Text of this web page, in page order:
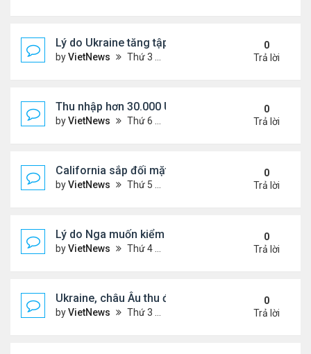
Lý do Ukraine tăng tập kích hạ tầng dầu mỏ Nga
byVietNews Thứ 3 Tháng 8 26, 2025 5:25 pm
0
Trả lời
Thu nhập hơn 30.000 USD mỗi tháng mới đủ trả
byVietNews Thứ 6 Tháng 8 22, 2025 3:47 pm
0
Trả lời
California sắp đối mặt đợt nắng nóng hơn 43 độ C
byVietNews Thứ 5 Tháng 8 21, 2025 4:58 pm
0
Trả lời
Lý do Nga muốn kiểm soát toàn bộ vùng Donbass
byVietNews Thứ 4 Tháng 8 20, 2025 4:44 pm
0
Trả lời
Ukraine, châu Âu thu được gì từ cuộc họp với
byVietNews Thứ 3 Tháng 8 19, 2025 4:34 pm
0
Trả lời